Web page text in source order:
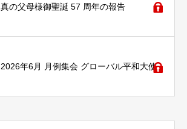
真の父母様御聖誕 57 周年の報告
2026年6月 月例集会 グローバル平和大使